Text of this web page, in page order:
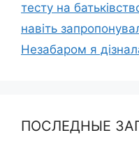
тесту на
навіть
Незабаром я
ПОСЛЕДНЫЕ